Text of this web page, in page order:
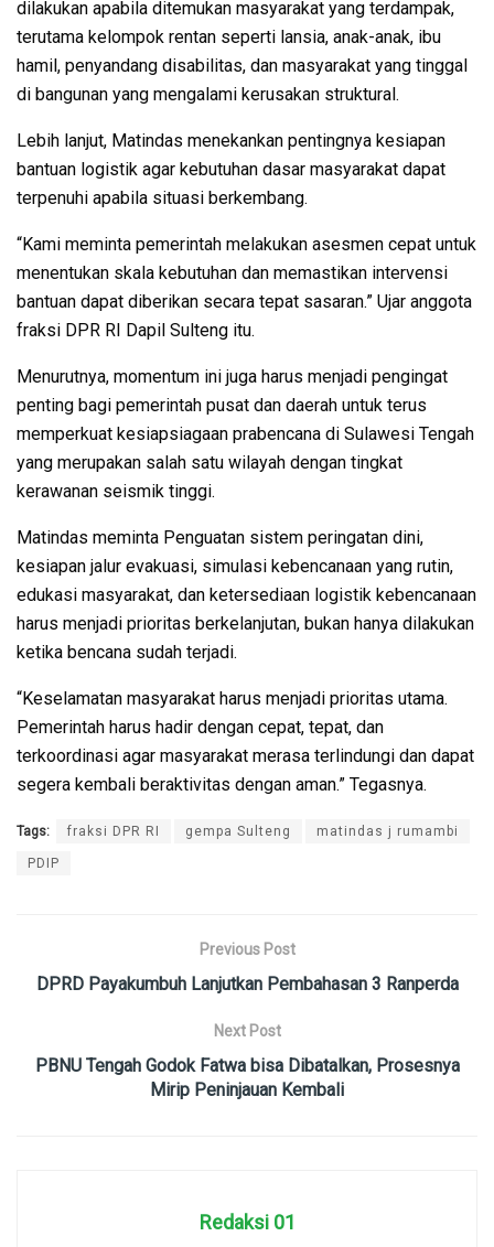
dilakukan apabila ditemukan masyarakat yang terdampak,
terutama kelompok rentan seperti lansia, anak-anak, ibu
hamil, penyandang disabilitas, dan masyarakat yang tinggal
di bangunan yang mengalami kerusakan struktural.
Lebih lanjut, Matindas menekankan pentingnya kesiapan
bantuan logistik agar kebutuhan dasar masyarakat dapat
terpenuhi apabila situasi berkembang.
“Kami meminta pemerintah melakukan asesmen cepat untuk
menentukan skala kebutuhan dan memastikan intervensi
bantuan dapat diberikan secara tepat sasaran.” Ujar anggota
fraksi DPR RI Dapil Sulteng itu.
Menurutnya, momentum ini juga harus menjadi pengingat
penting bagi pemerintah pusat dan daerah untuk terus
memperkuat kesiapsiagaan prabencana di Sulawesi Tengah
yang merupakan salah satu wilayah dengan tingkat
kerawanan seismik tinggi.
Matindas meminta Penguatan sistem peringatan dini,
kesiapan jalur evakuasi, simulasi kebencanaan yang rutin,
edukasi masyarakat, dan ketersediaan logistik kebencanaan
harus menjadi prioritas berkelanjutan, bukan hanya dilakukan
ketika bencana sudah terjadi.
“Keselamatan masyarakat harus menjadi prioritas utama.
Pemerintah harus hadir dengan cepat, tepat, dan
terkoordinasi agar masyarakat merasa terlindungi dan dapat
segera kembali beraktivitas dengan aman.” Tegasnya.
Tags: fraksi DPR RI gempa Sulteng matindas j rumambi
PDIP
Previous Post
DPRD Payakumbuh Lanjutkan Pembahasan 3 Ranperda
Next Post
PBNU Tengah Godok Fatwa bisa Dibatalkan, Prosesnya
Mirip Peninjauan Kembali
Redaksi 01